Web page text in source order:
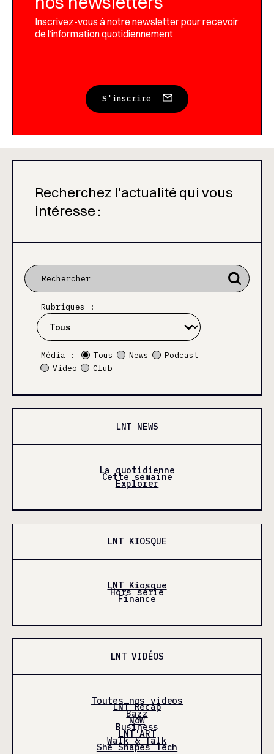
Inscrivez-vous à notre newsletter pour recevoir
de l’information quotidiennement
S'inscrire
Recherchez l'actualité qui vous
intéresse :
Rubriques :
Média : Tous News
Podcast
Video
Club
LNT NEWS
La quotidienne
Cette semaine
Explorer
LNT KIOSQUE
LNT Kiosque
Hors série
Finance
LNT VIDÉOS
Toutes nos videos
LNT Récap
Bazz
Now
Business
LNT'ART
Walk & Talk
She Shapes Tech